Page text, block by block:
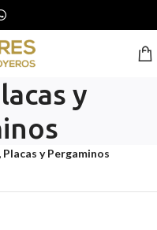
y
Placas y Pergaminos